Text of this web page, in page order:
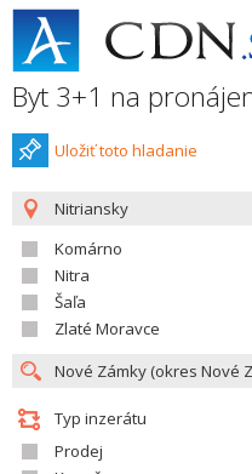
Byt 3+1 na
Uložiť toto hladanie
Nitriansky
Komárno
Nitra
Šaľa
Zlaté Moravce
Typ inzerátu
Prodej